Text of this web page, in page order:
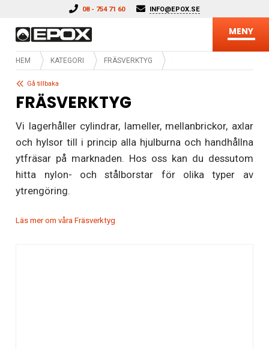
08 - 754 71 60 INFO@EPOX.SE
MENY
HEM KATEGORI FRÄSVERKTYG
Gå tillbaka
FRÄSVERKTYG
Vi lagerhåller cylindrar, lameller, mellanbrickor, axlar
och hylsor till i princip alla hjulburna och handhållna
ytfräsar på marknaden. Hos oss kan du dessutom
hitta nylon- och stålborstar för olika typer av
ytrengöring.
Läs mer om våra Fräsverktyg